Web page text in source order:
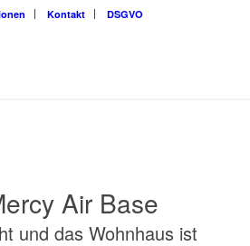
Kontakt DSGVO
Air Base
und das Wohnhaus ist